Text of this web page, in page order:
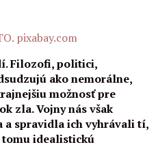
pixabay.com
Filozofi, politici,
ako nemorálne,
možnosť pre
zla. Vojny nás však
a spravidla ich vyhrávali tí,
idealistickú